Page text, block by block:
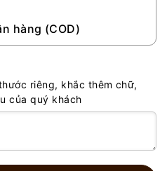
hàng (COD)
riêng, khắc thêm chữ,
của quý khách